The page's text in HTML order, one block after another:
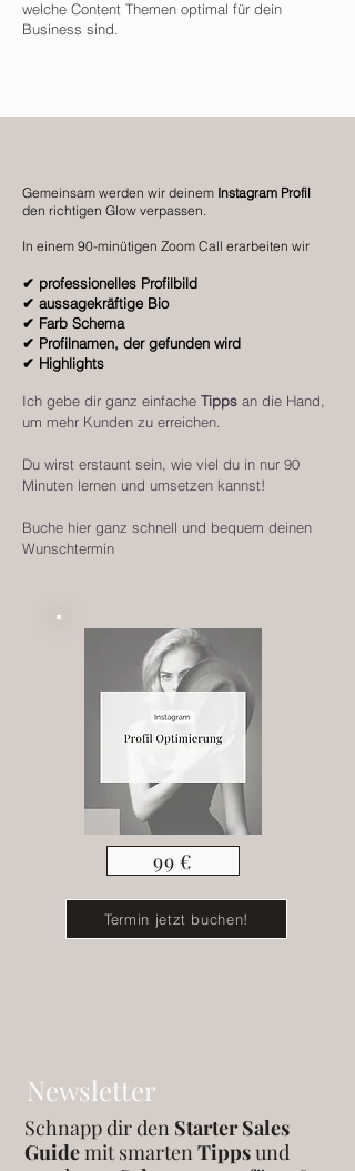
welche Content Themen optimal für dein
Business sind.
Gemeinsam werden wir deinem Instagram Profil
den richtigen Glow verpassen.
In einem 90-minütigen Zoom Call erarbeiten wir
✔ professionelles Profilbild
✔ aussagekräftige Bio
✔ Farb Schema
✔ Profilnamen, der gefunden wird
✔ Highlights
Ich gebe dir ganz einfache Tipps an die Hand,
um mehr Kunden zu erreichen.
Du wirst erstaunt sein, wie viel du in nur 90
Minuten lernen und umsetzen kannst!
Buche hier ganz schnell und bequem deinen
Wunschtermin
99 €
Termin jetzt buchen!
Newsletter
Schnapp dir den Starter Sales
Guidemit smartenTippsund